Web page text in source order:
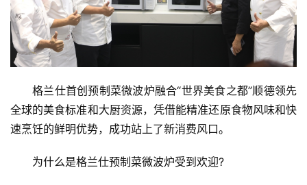
格兰仕首创预制菜微波炉融合“世界美食之都”顺德领先
全球的美食标准和大厨资源，凭借能精准还原食物风味和快
速烹饪的鲜明优势，成功站上了新消费风口。
为什么是格兰仕预制菜微波炉受到欢迎?